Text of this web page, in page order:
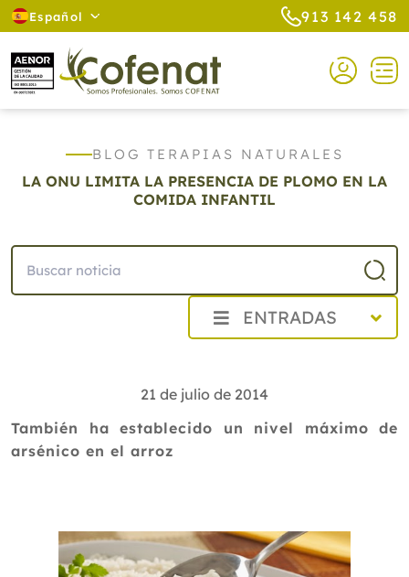
Español 913 142 458
BLOG TERAPIAS NATURALES
LA ONU LIMITA LA PRESENCIA DE PLOMO EN LA
COMIDA INFANTIL
ENTRADAS
2025
2024
2023
2020
21 de julio de 2014
También ha establecido un nivel máximo de
arsénico en el arroz